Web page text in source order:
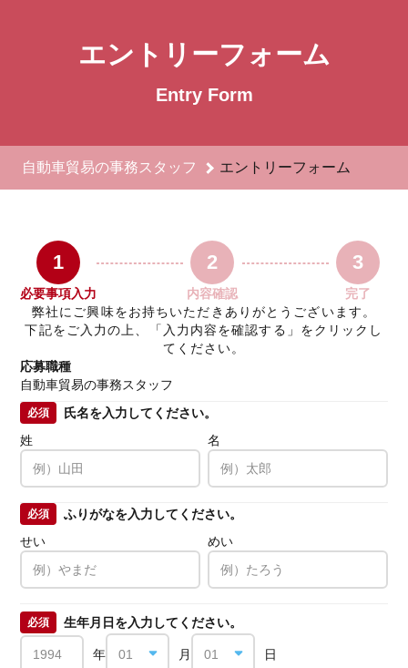
エントリーフォーム
Entry Form
自動車貿易の事務スタッフ エントリーフォーム
1
必要事項入力
2
内容確認
3
完了
弊社にご興味をお持ちいただきありがとうございます。
下記をご入力の上、「入力内容を確認する」をクリックし
てください。
応募職種
自動車貿易の事務スタッフ
必須
氏名を入力してください。
姓
名
必須
ふりがなを入力してください。
せい
めい
必須 生年月日を入力してください。
年 月 日